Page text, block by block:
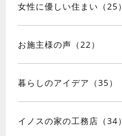
女性に優しい住まい（25）
お施主様の声（22）
暮らしのアイデア（35）
イノスの家の工務店（34）